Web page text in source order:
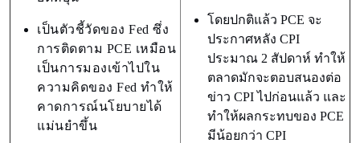
เป็นตัวชี้วัดของ Fed ซึ่ง
การติดตาม PCE เหมือน
เป็นการมองเข้าไปใน
ความคิดของ Fed ทำให้
คาดการณ์นโยบายได้
แม่นยำขึ้น
โดยปกติแล้ว PCE จะ
ประกาศหลัง CPI
ประมาณ 2 สัปดาห์ ทำให้
ตลาดมักจะตอบสนองต่อ
ข่าว CPI ไปก่อนแล้ว และ
ทำให้ผลกระทบของ PCE
มีน้อยกว่า CPI